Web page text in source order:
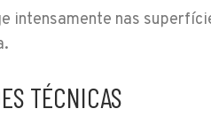
intensamente nas
TÉCNICAS